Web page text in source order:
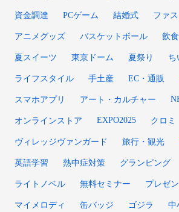
資金調達 PCゲーム 結婚式 ファ
アニメグッズ バスケットボール 飲
夏スイーツ 東京ドーム 夏祭り ち
ライフスタイル 手土産 EC・通販
スマホアプリ アート・カルチャー
オンラインストア EXPO2025 クロミ
ヴィレッジヴァンガード 旅行・観光
英語学習 熱中症対策 グランピング
ライトノベル 無料セミナー プレゼ
マイメロディ 缶バッジ ゴジラ 中